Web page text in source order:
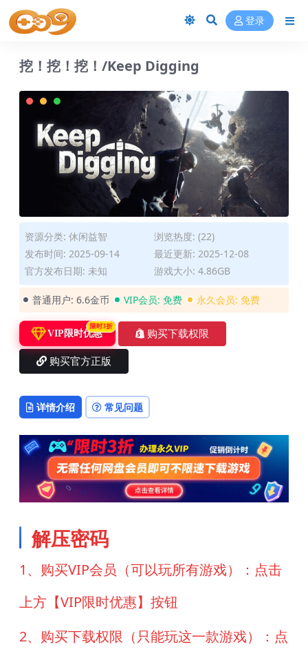
登录
挖！挖！挖！/Keep Digging
资源分类: 休闲益智
浏览热度: (22)
发布时间: 2025-09-14
最近更新: 2025-12-08
官方发布日期: 未知
游戏大小: 4.86GB
普通用户: 6.6金币 VIP会员: 免费 永久会员: 免费
VIP限时优惠
限时3折
购买下载权限
购买官方正版
详情介绍 常见问题
解压密码
1、购买VIP会员（可以玩所有游戏）：点击
上方【VIP限时优惠】按钮
2、购买下载权限（只能玩这一款游戏）：点